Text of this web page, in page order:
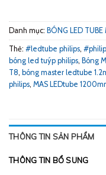
Danh mục: BÓNG LED TUBE
Thẻ: #ledtube philips,
bóng led tuýp philips, Bóng
T8, bóng master ledtube
philips, MAS LEDtube
THÔNG TIN SẢN PHẨM
THÔNG TIN BỔ SUNG